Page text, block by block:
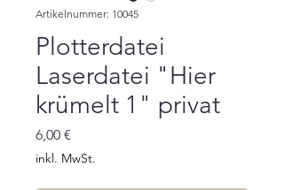
Artikelnummer: 10045
Plotterdatei
Laserdatei "Hier
krümelt 1" privat
6,00 €
inkl. MwSt.